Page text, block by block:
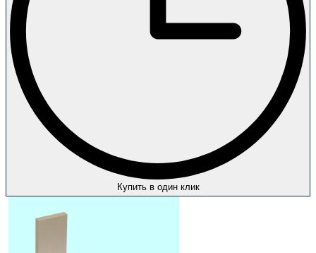
Купить в один клик